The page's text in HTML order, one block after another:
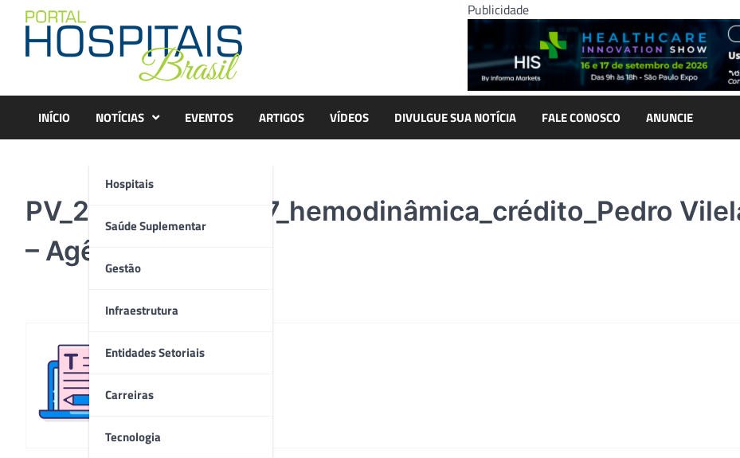
content
Publicidade
INÍCIO NOTÍCIAS
Hospitais
Saúde Suplementar
Gestão
Infraestrutura
Entidades Setoriais
Carreiras
Tecnologia
EVENTOS ARTIGOS VÍDEOS DIVULGUE SUA NOTÍCIA FALE CONOSCO ANUNCIE
PV_20190313_0017_hemodinâmica_crédito_Pedro
– Agênica i7